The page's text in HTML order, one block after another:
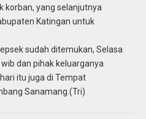
korban, yang selanjutnya
Katingan untuk
sudah ditemukan, Selasa
dan pihak keluarganya
itu juga di Tempat
Sanamang.(Tri)